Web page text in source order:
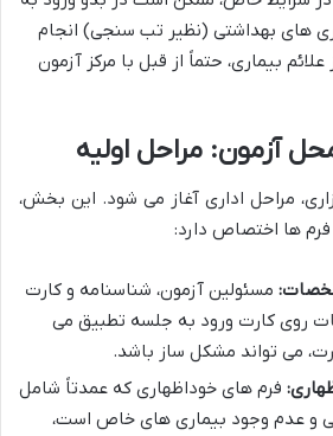
های بهداشتی (نظیر تب سنجی) انجام
بیماری، حتماً از قبل با مرکز آزمون
آزمون: مراحل اولیه
مراحل اداری آغاز می شود. این بخش،
ها اختصاص دارد:
مسئولین آزمون، شناسنامه و کارت
روی کارت ورود به جلسه تطبیق می
می تواند مشکل ساز باشد.
فرم های خوداظهاری که عمدتاً شامل
و عدم وجود بیماری های خاص است،